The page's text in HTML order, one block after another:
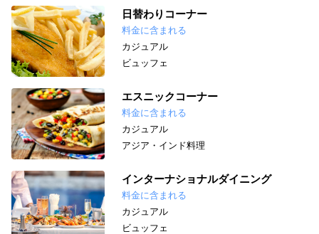
日替わりコーナー
料金に含まれる
カジュアル
ビュッフェ
エスニックコーナー
料金に含まれる
カジュアル
アジア・インド料理
インターナショナルダイニング
料金に含まれる
カジュアル
ビュッフェ